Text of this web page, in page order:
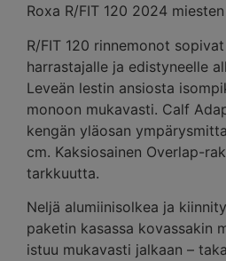
Roxa R/FIT 120 2024
R/FIT 120 rinnemonot
harrastajalle ja edistyneelle
Leveän lestin ansiosta
monoon mukavasti. Calf
kengän yläosan
cm. Kaksiosainen Overlap-
tarkkuutta.
Neljä alumiinisolkea ja
paketin kasassa kovassakin
istuu mukavasti jalkaan –